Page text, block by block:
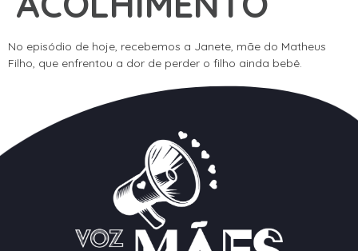
No episódio de hoje, recebemos a Janete, mãe do Matheus
Filho, que enfrentou a dor de perder o filho ainda bebê.